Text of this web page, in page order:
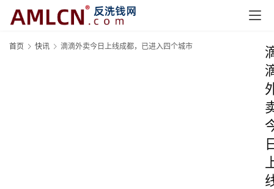
首页 快讯 滴滴外卖今日上线成都，已进入四个城市